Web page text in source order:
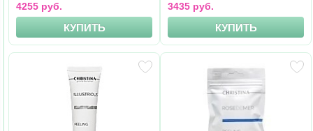
4255 руб.
КУПИТЬ
3435 руб.
КУПИТЬ